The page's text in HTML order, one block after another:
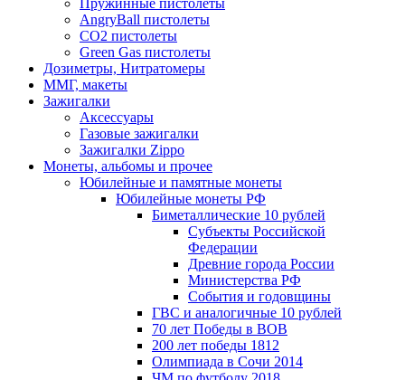
AngryBall пистолеты
CO2 пистолеты
Green Gas пистолеты
Дозиметры, Нитратомеры
ММГ, макеты
Зажигалки
Аксессуары
Газовые зажигалки
Зажигалки Zippo
Монеты, альбомы и прочее
Юбилейные и памятные монеты
Юбилейные монеты РФ
Биметаллические 10 рублей
Субъекты Российской
Федерации
Древние города России
Министерства РФ
События и годовщины
ГВС и аналогичные 10 рублей
70 лет Победы в ВОВ
200 лет победы 1812
Олимпиада в Сочи 2014